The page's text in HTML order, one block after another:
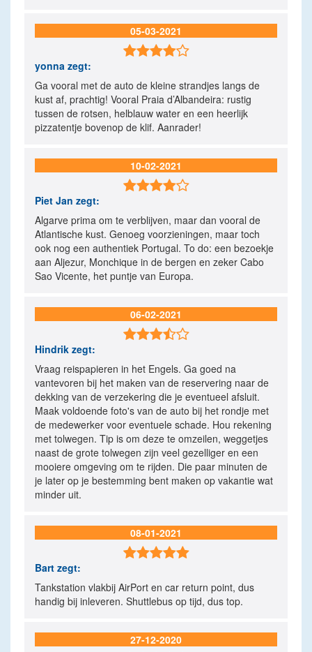
05-03-2021

yonna zegt:
Ga vooral met de auto de kleine strandjes langs de
kust af, prachtig! Vooral Praia d’Albandeira: rustig
tussen de rotsen, helblauw water en een heerlijk
pizzatentje bovenop de klif. Aanrader!
10-02-2021

Piet Jan zegt:
Algarve prima om te verblijven, maar dan vooral de
Atlantische kust. Genoeg voorzieningen, maar toch
ook nog een authentiek Portugal. To do: een bezoekje
aan Aljezur, Monchique in de bergen en zeker Cabo
Sao Vicente, het puntje van Europa.
06-02-2021

Hindrik zegt:
Vraag reispapieren in het Engels. Ga goed na
vantevoren bij het maken van de reservering naar de
dekking van de verzekering die je eventueel afsluit.
Maak voldoende foto's van de auto bij het rondje met
de medewerker voor eventuele schade. Hou rekening
met tolwegen. Tip is om deze te omzeilen, weggetjes
naast de grote tolwegen zijn veel gezelliger en een
mooiere omgeving om te rijden. Die paar minuten de
je later op je bestemming bent maken op vakantie wat
minder uit.
08-01-2021

Bart zegt:
Tankstation vlakbij AirPort en car return point, dus
handig bij inleveren. Shuttlebus op tijd, dus top.
27-12-2020